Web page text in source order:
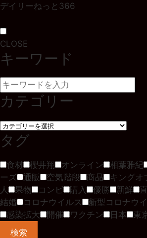
デイリーねっと366
CLOSE
キーワード
カテゴリー
タグ
食材 櫻井翔 オンライン 相葉雅紀
ーズ
通販 空気階段 商品 キングオ
人
果物 コンビ 購入 優勝 新鮮
結婚
コロナウイルス 新型コロナウ
感染拡大
開催 ワクチン 日本 東
検索